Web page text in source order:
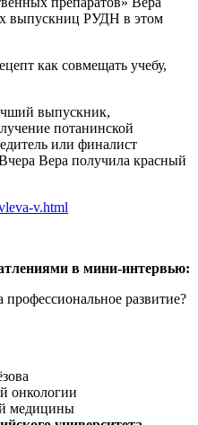
как совмещать учебу,
выпускник,
потанинской
или финалист
Вера получила красный
v.html
в мини-интервью:
развитие?
онкологии
медицины